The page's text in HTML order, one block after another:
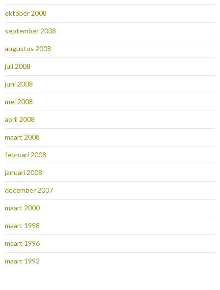
oktober 2008
september 2008
augustus 2008
juli 2008
juni 2008
mei 2008
april 2008
maart 2008
februari 2008
januari 2008
december 2007
maart 2000
maart 1998
maart 1996
maart 1992